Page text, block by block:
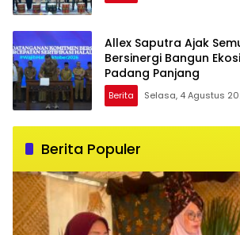
Allex Saputra Ajak
Bersinergi Bangun
Padang Panjang
Berita Selasa, 4 Agustus
Berita Populer